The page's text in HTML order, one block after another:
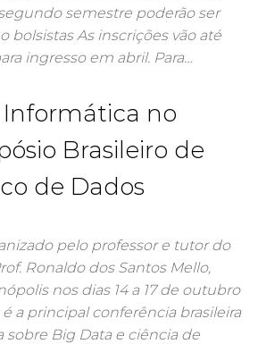
semestre poderão ser
bolsistas As inscrições vão até
ingresso em abril. Para…
Informática no
Brasileiro de
de Dados
pelo professor e tutor do
Ronaldo dos Santos Mello,
nos dias 14 a 17 de outubro
a principal conferência brasileira
sobre Big Data e ciência de